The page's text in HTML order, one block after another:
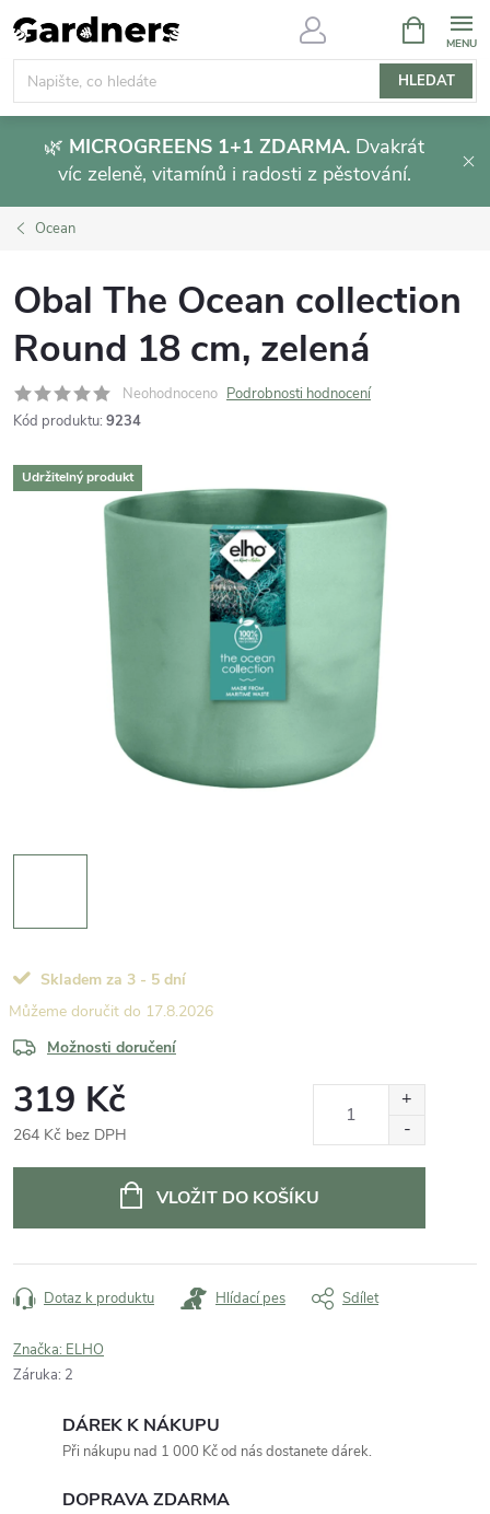
Přejít
na
obsah
HLEDAT
NÁKUPNÍ
KOŠÍK
🌿 MICROGREENS 1+1 ZDARMA. Dvakrát
víc zeleně, vitamínů i radosti z pěstování.
Ocean
Obal The Ocean collection
Round 18 cm, zelená
Neohodnoceno Podrobnosti hodnocení
Kód produktu: 9234
Udržitelný produkt
Skladem za 3 - 5 dní
17.8.2026
Možnosti doručení
319 Kč
264 Kč bez DPH
VLOŽIT DO KOŠÍKU
Dotaz k produktu Hlídací pes Sdílet
Značka: ELHO
Záruka: 2
DÁREK K NÁKUPU
Při nákupu nad 1 000 Kč od nás dostanete dárek.
DOPRAVA ZDARMA